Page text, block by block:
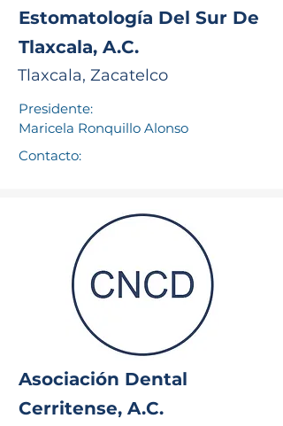
Estomatología Del Sur De
Tlaxcala, A.C.
Tlaxcala, Zacatelco
Presidente:
Maricela Ronquillo Alonso
Contacto:
Asociación Dental
Cerritense, A.C.